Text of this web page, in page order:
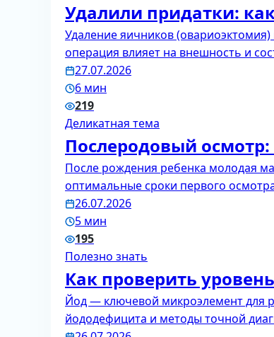
Удалили придатки:
Удаление яичников
операция влияет на внешность и
27.07.2026
6 мин
219
Деликатная тема
Послеродовый осмотр:
После рождения ребенка молодая
оптимальные сроки первого
26.07.2026
5 мин
195
Полезно знать
Как проверить
Йод — ключевой микроэлемент для
йододефицита и методы точной